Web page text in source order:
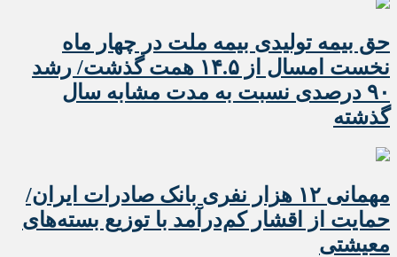
حق بیمه تولیدی بیمه ملت در چهار ماه
نخست امسال از ۱۴.۵ همت گذشت/ رشد
۹۰ درصدی نسبت به مدت مشابه سال
گذشته
مهمانی ۱۲ هزار نفری بانک صادرات ایران/
حمایت از اقشار کم‌درآمد با توزیع بسته‌های
معیشتی